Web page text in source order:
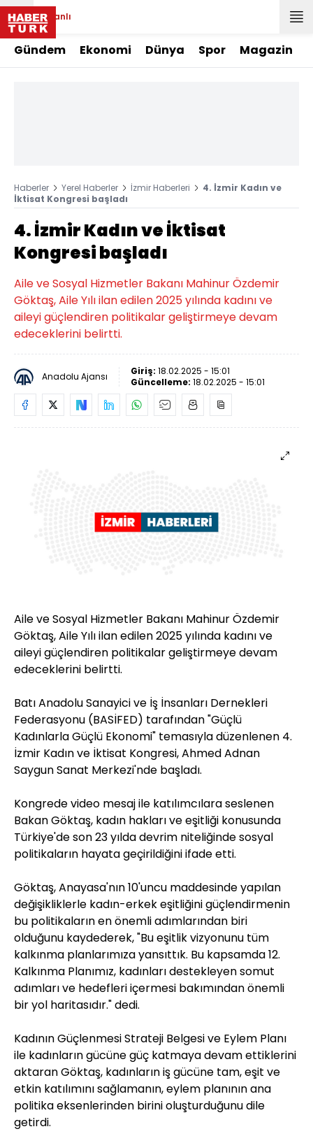
Canlı
Gündem Ekonomi Dünya Spor Magazin
Haberler Yerel Haberler İzmir Haberleri
4. İzmir Kadın ve
İktisat Kongresi başladı
4. İzmir Kadın ve İktisat
Kongresi başladı
Aile ve Sosyal Hizmetler Bakanı Mahinur Özdemir
Göktaş, Aile Yılı ilan edilen 2025 yılında kadını ve
aileyi güçlendiren politikalar geliştirmeye devam
edeceklerini belirtti.
Anadolu Ajansı Giriş: 18.02.2025 - 15:01
Güncelleme: 18.02.2025 - 15:01
Aile ve Sosyal Hizmetler Bakanı Mahinur Özdemir
Göktaş, Aile Yılı ilan edilen 2025 yılında kadını ve
aileyi güçlendiren politikalar geliştirmeye devam
edeceklerini belirtti.
Batı Anadolu Sanayici ve İş İnsanları Dernekleri
Federasyonu (BASİFED) tarafından "Güçlü
Kadınlarla Güçlü Ekonomi" temasıyla düzenlenen 4.
İzmir Kadın ve İktisat Kongresi, Ahmed Adnan
Saygun Sanat Merkezi'nde başladı.
Kongrede video mesaj ile katılımcılara seslenen
Bakan Göktaş, kadın hakları ve eşitliği konusunda
Türkiye'de son 23 yılda devrim niteliğinde sosyal
politikaların hayata geçirildiğini ifade etti.
Göktaş, Anayasa'nın 10'uncu maddesinde yapılan
değişikliklerle kadın-erkek eşitliğini güçlendirmenin
bu politikaların en önemli adımlarından biri
olduğunu kaydederek, "Bu eşitlik vizyonunu tüm
kalkınma planlarımıza yansıttık. Bu kapsamda 12.
Kalkınma Planımız, kadınları destekleyen somut
adımları ve hedefleri içermesi bakımından önemli
bir yol haritasıdır." dedi.
Kadının Güçlenmesi Strateji Belgesi ve Eylem Planı
ile kadınların gücüne güç katmaya devam ettiklerini
aktaran Göktaş, kadınların iş gücüne tam, eşit ve
etkin katılımını sağlamanın, eylem planının ana
politika eksenlerinden birini oluşturduğunu dile
getirdi.